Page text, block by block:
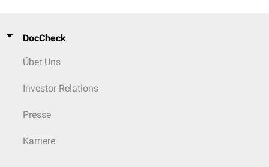
DocCheck
Über Uns
Investor Relations
Presse
Karriere